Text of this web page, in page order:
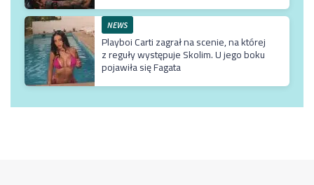
kanału Wielkie Joł
NEWS
Playboi Carti zagrał na scenie, na której
z reguły występuje Skolim. U jego boku
pojawiła się Fagata